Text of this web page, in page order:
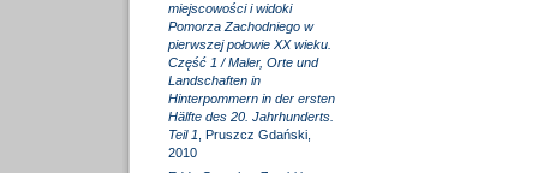
miejscowości i widoki
Pomorza Zachodniego w
pierwszej połowie XX wieku.
Część 1 / Maler, Orte und
Landschaften in
Hinterpommern in der ersten
Hälfte des 20. Jahrhunderts.
Teil 1 , Pruszcz Gdański,
2010